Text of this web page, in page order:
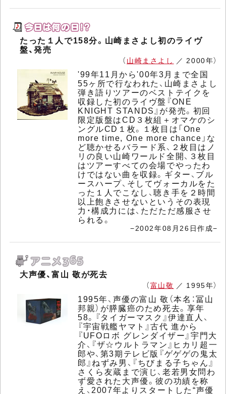
たった１人で158分。山崎まさよし初のライヴ
盤、発売
（ 山崎まさよし ／ 2000年）
'99年11月から'00年3月まで全国
55ヶ所で行なわれた、山崎まさよし
弾き語りツアーのベストテイクを
収録した初のライヴ盤『ONE
KNIGHT STANDS』が発売。初回
限定版盤はCD３枚組＋オマケのシ
ングルCD１枚。１枚目は「One
more time, One more chance」な
ど聴かせるバラード系、２枚目はノ
リの良い山崎ワールド全開、３枚目
はツアーすべての会場でやったわ
けではない曲を収録。ギター、ブル
ースハープ、そしてヴォーカルをた
った１人でこなし、聴き手を２時間
以上飽きさせないというその表現
力・構成力には、ただただ感服させ
られる。
−2002年08月26日作成−
大声優、富山 敬が死去
（富山敬 ／ 1995年）
1995年、声優の富山 敬（本名：冨山
邦親）が膵臓癌のため死去。享年
58。『タイガーマスク』伊達直人、
『宇宙戦艦ヤマト』古代 進から
『UFOロボ グレンダイザー』宇門大
介、『ザ☆ウルトラマン』ヒカリ超一
郎や、第3期テレビ版『ゲゲゲの鬼太
郎』ねずみ男、『ちびまる子ちゃん』
さくら友蔵まで演じ、老若男女問わ
ず愛された大声優。彼の功績を称
え、2007年よりスタートした“声優